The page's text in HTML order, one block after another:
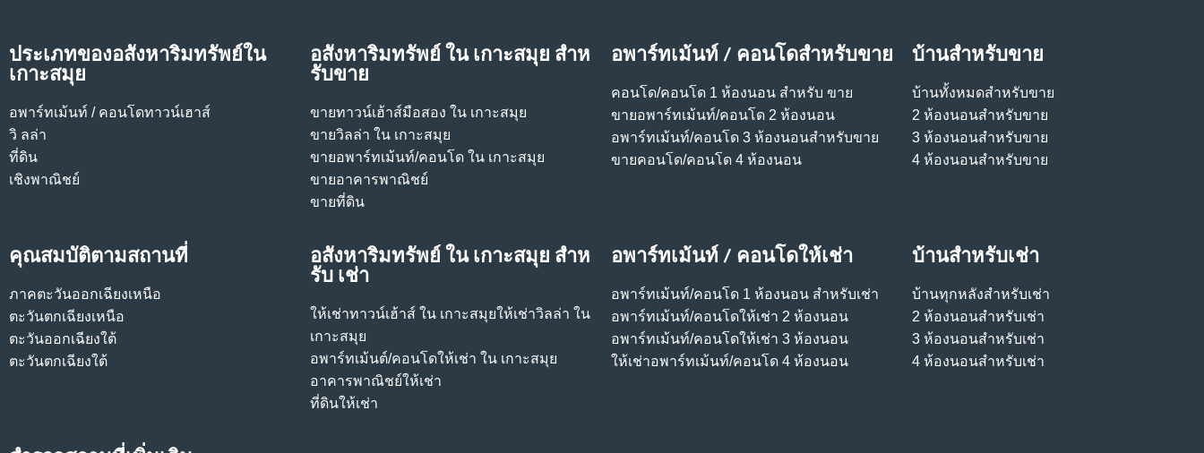
ประเภทของอสังหาริมทรัพย์ใน
เกาะสมุย
อพาร์ทเม้นท์ / คอนโดทาวน์เฮาส์
วิ ลล่า
ที่ดิน
เชิงพาณิชย์
อสังหาริมทรัพย์ ใน เกาะสมุย สําห
รับขาย
ขายทาวน์เฮ้าส์มือสอง ใน เกาะสมุย
ขายวิลล่า ใน เกาะสมุย
ขายอพาร์ทเม้นท์/คอนโด ใน เกาะสมุย
ขายอาคารพาณิชย์
ขายที่ดิน
อพาร์ทเม้นท์ / คอนโดสําหรับขาย
คอนโด/คอนโด 1 ห้องนอน สําหรับ ขาย
ขายอพาร์ทเม้นท์/คอนโด 2 ห้องนอน
อพาร์ทเม้นท์/คอนโด 3 ห้องนอนสําหรับขาย
ขายคอนโด/คอนโด 4 ห้องนอน
บ้านสําหรับขาย
บ้านทั้งหมดสําหรับขาย
2 ห้องนอนสําหรับขาย
3 ห้องนอนสําหรับขาย
4 ห้องนอนสําหรับขาย
คุณสมบัติตามสถานที่
ภาคตะวันออกเฉียงเหนือ
ตะวันตกเฉียงเหนือ
ตะวันออกเฉียงใต้
ตะวันตกเฉียงใต้
อสังหาริมทรัพย์ ใน เกาะสมุย สําห
รับ เช่า
ให้เช่าทาวน์เฮ้าส์ ใน เกาะสมุยให้เช่าวิลล่า ใน
เกาะสมุย
อพาร์ทเม้นต์/คอนโดให้เช่า ใน เกาะสมุย
อาคารพาณิชย์ให้เช่า
ที่ดินให้เช่า
อพาร์ทเม้นท์ / คอนโดให้เช่า
อพาร์ทเม้นท์/คอนโด 1 ห้องนอน สําหรับเช่า
อพาร์ทเม้นท์/คอนโดให้เช่า 2 ห้องนอน
อพาร์ทเม้นท์/คอนโดให้เช่า 3 ห้องนอน
ให้เช่าอพาร์ทเม้นท์/คอนโด 4 ห้องนอน
บ้านสําหรับเช่า
บ้านทุกหลังสําหรับเช่า
2 ห้องนอนสําหรับเช่า
3 ห้องนอนสําหรับเช่า
4 ห้องนอนสําหรับเช่า